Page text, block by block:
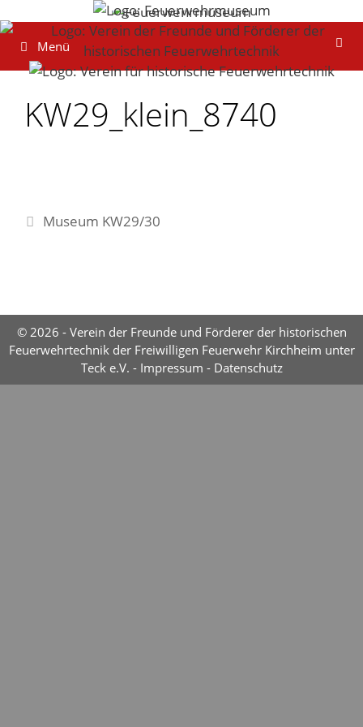
Inhalt
springenMenü
KW29_klein_8740
Museum KW29/30
© 2026 - Verein der Freunde und Förderer der historischen
Feuerwehrtechnik der Freiwilligen Feuerwehr Kirchheim unter
Teck e.V. - Impressum - Datenschutz